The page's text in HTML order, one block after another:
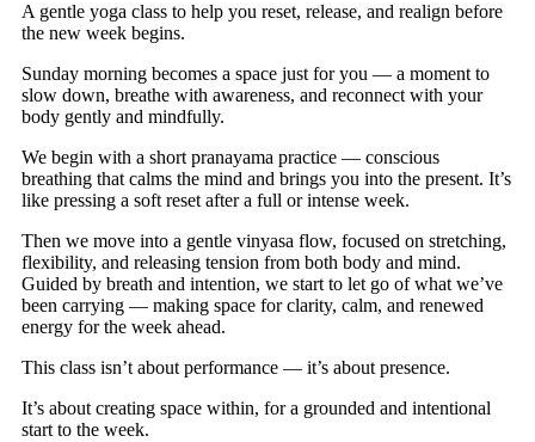
A gentle yoga class to help you reset, release, and realign before
the new week begins.
Sunday morning becomes a space just for you — a moment to
slow down, breathe with awareness, and reconnect with your
body gently and mindfully.
We begin with a short pranayama practice — conscious
breathing that calms the mind and brings you into the present. It’s
like pressing a soft reset after a full or intense week.
Then we move into a gentle vinyasa flow, focused on stretching,
flexibility, and releasing tension from both body and mind.
Guided by breath and intention, we start to let go of what we’ve
been carrying — making space for clarity, calm, and renewed
energy for the week ahead.
This class isn’t about performance — it’s about presence.
It’s about creating space within, for a grounded and intentional
start to the week.